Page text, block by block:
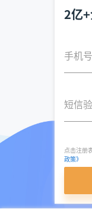
2亿
手机号
短信
点击注册
政策》